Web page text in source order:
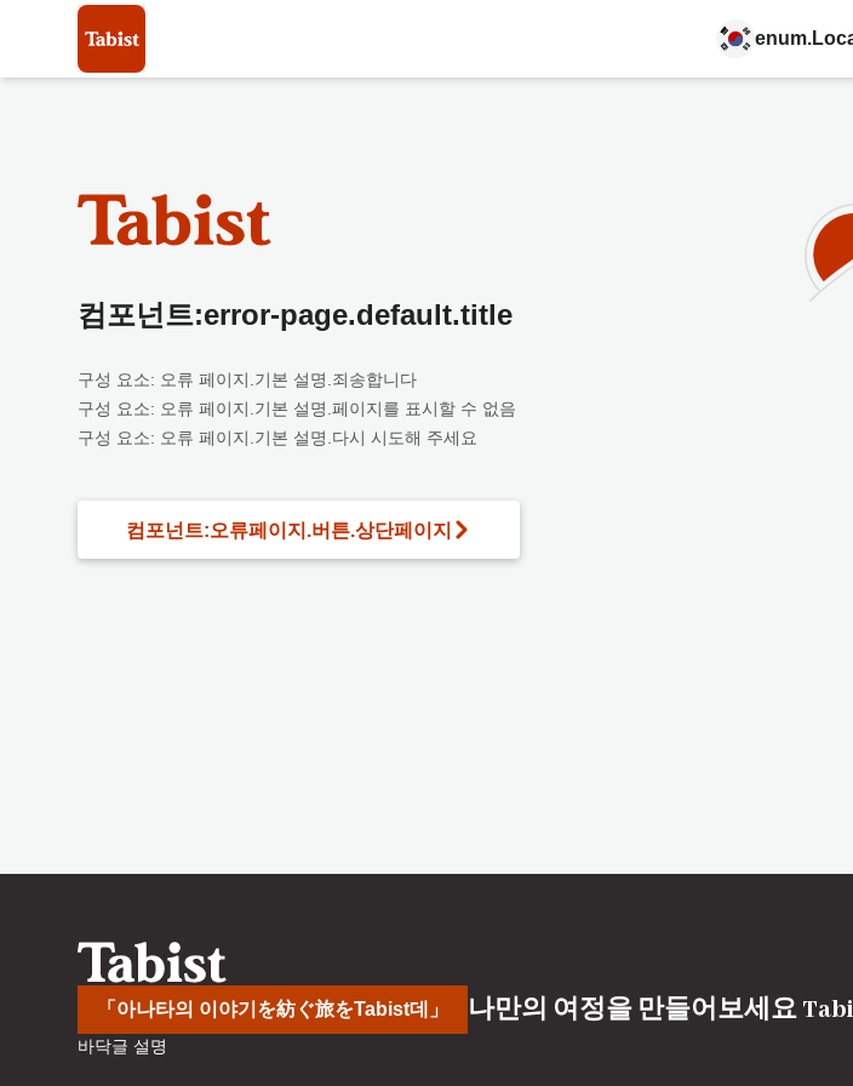
컴포넌트:error-page.default.title
구성 요소: 오류 페이지.기본 설명.죄송합니다
구성 요소: 오류 페이지.기본 설명.페이지를 표시할 수 없음
구성 요소: 오류 페이지.기본 설명.다시 시도해 주세요
컴포넌트:오류페이지.버튼.상단페이지
「아나타의 이야기を紡ぐ旅をTabist데」 나만의 여정을 만들어보세요
바닥글 설명